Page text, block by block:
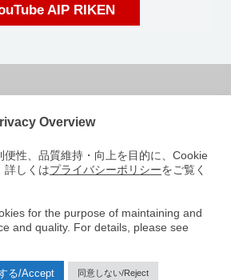
AIP RIKEN
人理化学研究所
注: メールアドレスの[at]は@に変えてくださ
Overview
便性、品質維持・向上を目的に、Cookie
詳しくはプライバシーポリシーをご覧く
for the purpose of maintaining and
and quality. For details, please see
る/Accept 同意しない/Reject